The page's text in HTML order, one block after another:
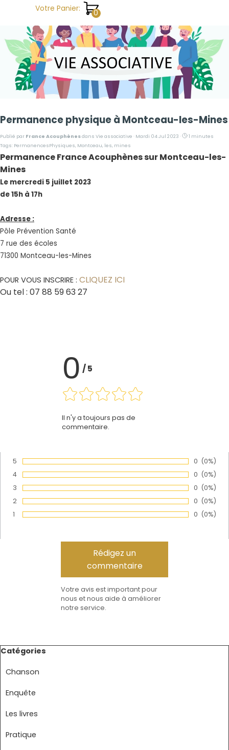
Aller au contenuVotre Panier:
Permanence physique à Montceau-les-Mines
Publié par France Acouphènesdans Vie associative · Mardi 04 Jul 2023 ·
1 minutes
Tags: PermanencesPhysiques, Montceau, les, mines
Permanence France Acouphènes sur Montceau-les-
Mines
Le mercredi 5 juillet 2023
de 15h à 17h
Adresse :
Pôle Prévention Santé
7 rue des écoles
71300 Montceau-les-Mines
POUR VOUS INSCRIRE : CLIQUEZ ICI
Ou tel : 07 88 59 63 27
0 /5
Il n'y a toujours pas de
commentaire.
5 Nombre
0 (0%)
4 Nombre
0 (0%)
3 Nombre
0 (0%)
2 Nombre
0 (0%)
1 Nombre
0 (0%)
Votre avis est important pour
nous et nous aide à améliorer
notre service.
Sauter le bloc Catégories
Catégories
Chanson
Enquête
Les livres
Pratique